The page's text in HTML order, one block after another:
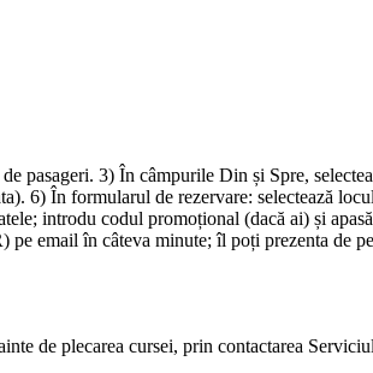
pasageri. 3) În câmpurile Din și Spre,
6) În formularul de rezervare: selectează
introdu codul promoțional (dacă ai) și
email în câteva minute; îl poți prezenta de
de plecarea cursei, prin contactarea